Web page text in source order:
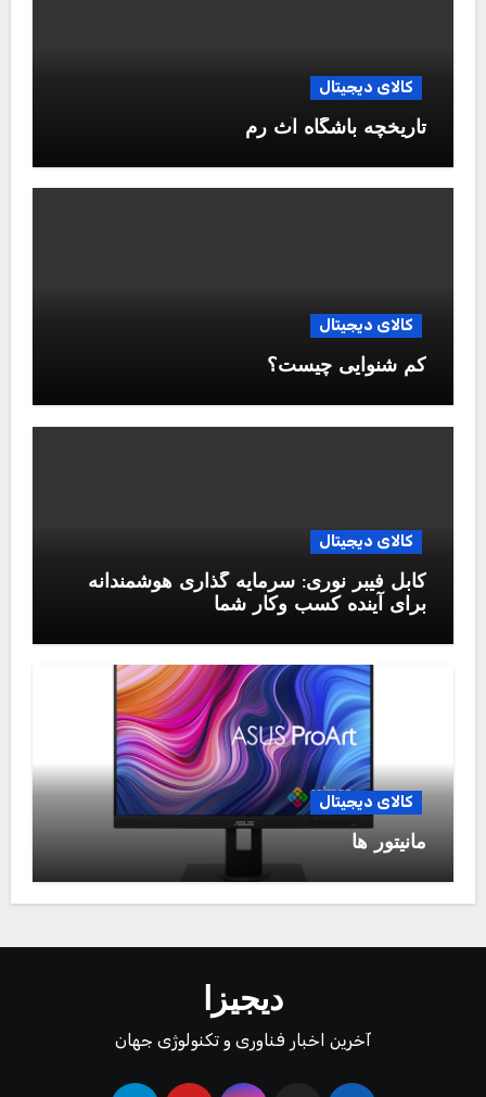
کالای دیجیتال
تاریخچه باشگاه آث رم
کالای دیجیتال
کم شنوایی چیست؟
کالای دیجیتال
کابل فیبر نوری: سرمایه گذاری هوشمندانه
برای آینده کسب وکار شما
کالای دیجیتال
مانیتور ها
دیجیزا
آخرین اخبار فناوری و تکنولوژی جهان